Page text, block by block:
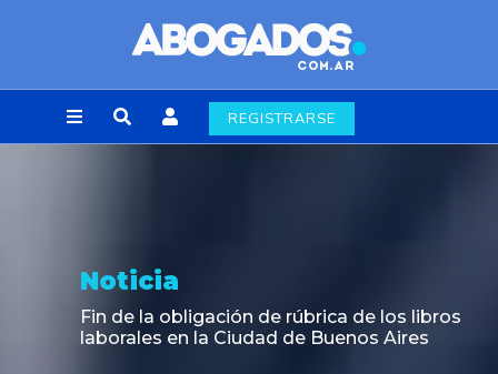
REGISTRARSE
Noticia
Fin de la obligación de rúbrica de los libros
laborales en la Ciudad de Buenos Aires